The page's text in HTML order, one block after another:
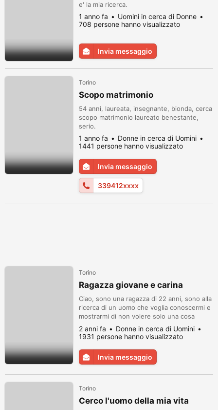
e' la mia ricerca.
1 anno fa
Uomini in cerca di Donne
708 persone hanno visualizzato
Invia messaggio
Torino
Scopo matrimonio
54 anni, laureata, insegnante, bionda, cerca
scopo matrimonio laureato benestante,
serio.
1 anno fa
Donne in cerca di Uomini
1441 persone hanno visualizzato
Invia messaggio
339412xxxx
Torino
Ragazza giovane e carina
Ciao, sono una ragazza di 22 anni, sono alla
ricerca di un uomo che voglia conoscermi e
mostrarmi di non volere solo una cosa
veloce ma qualcosa di duraturo. Mi
piacciono gli uomini maturi, ps non sono per
tutti e sopratutto sono una ragazza troppo
viziata! Tg errossi69
2 anni fa
Donne in cerca di Uomini
1931 persone hanno visualizzato
Invia messaggio
Torino
Cerco l'uomo della mia vita